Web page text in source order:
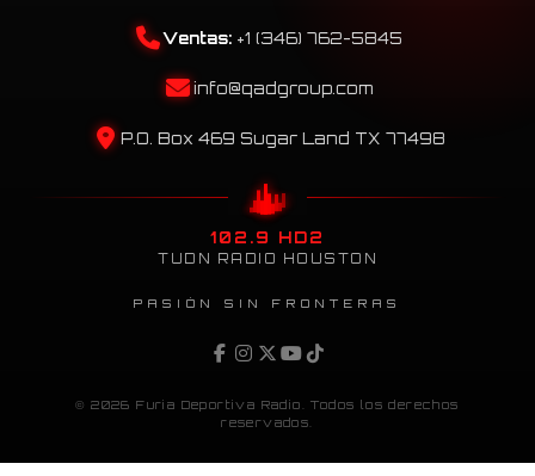
Ventas: +1 (346) 762-5845
info@qadgroup.com
P.O. Box 469 Sugar Land TX 77498
102.9 HD2
TUDN RADIO HOUSTON
PASIÓN SIN FRONTERAS
© 2026 Furia Deportiva Radio. Todos los derechos
reservados.